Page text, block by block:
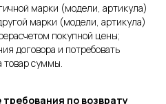
марки (модели, артикула)
марки (модели, артикула)
покупной цены;
договора и потребовать
товар суммы.
по возврату